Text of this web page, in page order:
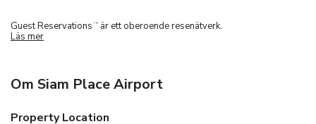
Guest Reservations TM
är ett oberoende resenätverk.
Läs mer
Om Siam Place Airport
Property Location